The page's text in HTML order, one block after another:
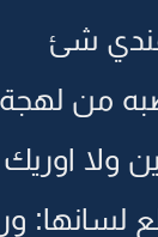
شئ
من لهجة
ولا اوريك
لسانها: